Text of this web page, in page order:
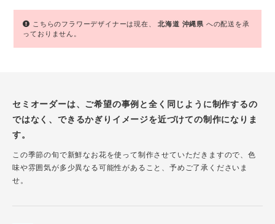
こちらのフラワーデザイナーは現在、北海道 沖縄県 への配送を承
っておりません。
セミオーダーは、ご希望の事例と全く同じように制作するの
ではなく、できるかぎりイメージを近づけての制作になりま
す。
この季節の旬で新鮮なお花を使って制作させていただきますので、色
味や雰囲気が多少異なる可能性があること、予めご了承くださいま
せ。